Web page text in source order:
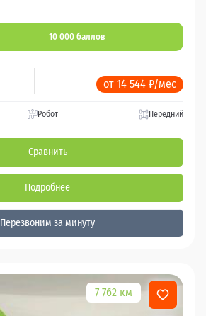
10 000 баллов
от 14 544 ₽/мес
Робот Передний
Сравнить
Подробнее
Перезвоним за минуту
7 762 км